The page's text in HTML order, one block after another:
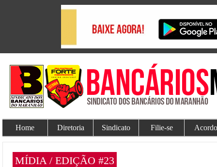
Home Diretoria Sindicato Filie-se
MÍDIA / EDIÇÃO #23